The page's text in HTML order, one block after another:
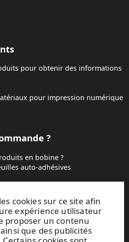
cookies sur ce site afin
expérience utilisateur
proposer un contenu
que des publicités
pour obtenir des informations
pour impression numérique
?
en bobine ?
auto-adhésives